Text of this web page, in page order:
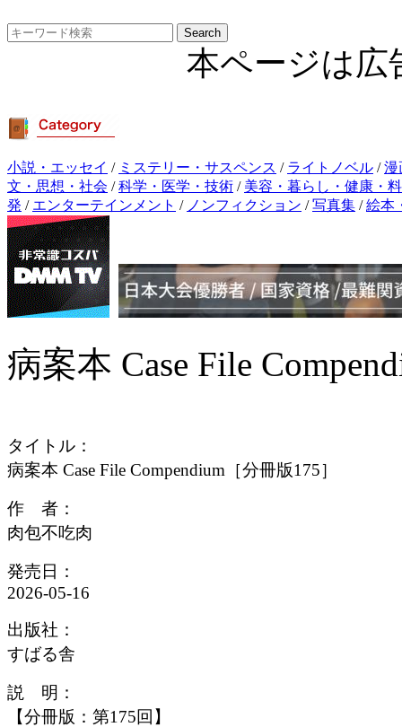
本ページは広
小説・エッセイ / ミステリー・サスペンス / ライトノベル /漫
文・思想・社会 /科学・医学・技術 / 美容・暮らし・健康・
発 / エンターテインメント / ノンフィクション /写真集 /絵本
病案本 Case File
タイトル：
病案本 Case File Compendium［分冊版175］
作 者：
肉包不吃肉
発売日：
2026-05-16
出版社：
すばる舎
説 明：
【分冊版：第175回】